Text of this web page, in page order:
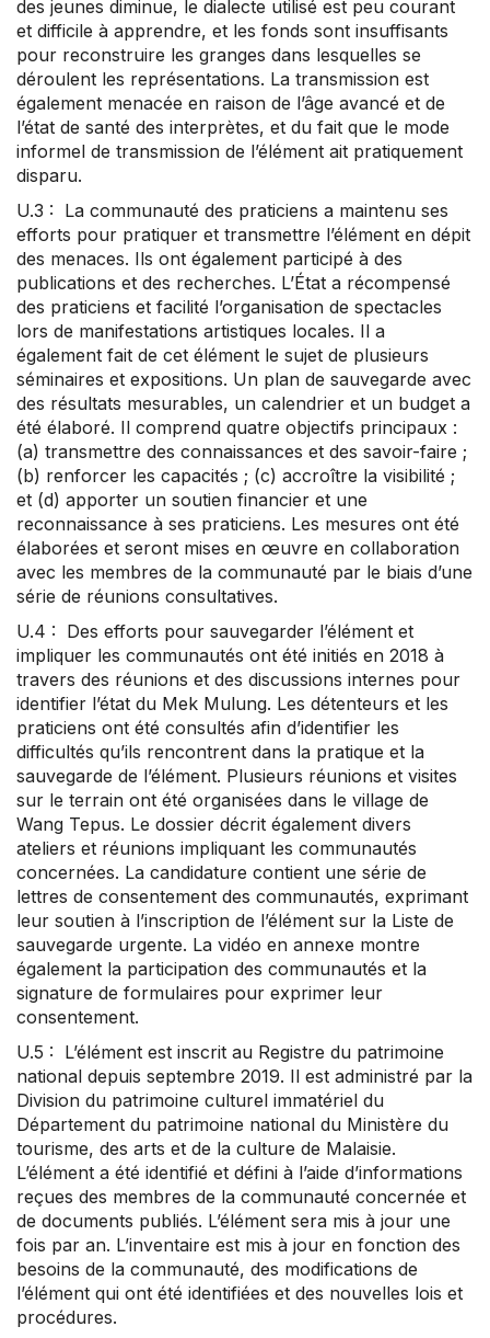
des jeunes diminue, le dialecte utilisé est peu courant
et difficile à apprendre, et les fonds sont insuffisants
pour reconstruire les granges dans lesquelles se
déroulent les représentations. La transmission est
également menacée en raison de l’âge avancé et de
l’état de santé des interprètes, et du fait que le mode
informel de transmission de l’élément ait pratiquement
disparu.
U.3 : La communauté des praticiens a maintenu ses
efforts pour pratiquer et transmettre l’élément en dépit
des menaces. Ils ont également participé à des
publications et des recherches. L’État a récompensé
des praticiens et facilité l’organisation de spectacles
lors de manifestations artistiques locales. Il a
également fait de cet élément le sujet de plusieurs
séminaires et expositions. Un plan de sauvegarde avec
des résultats mesurables, un calendrier et un budget a
été élaboré. Il comprend quatre objectifs principaux :
(a) transmettre des connaissances et des savoir-faire ;
(b) renforcer les capacités ; (c) accroître la visibilité ;
et (d) apporter un soutien financier et une
reconnaissance à ses praticiens. Les mesures ont été
élaborées et seront mises en œuvre en collaboration
avec les membres de la communauté par le biais d’une
série de réunions consultatives.
U.4 : Des efforts pour sauvegarder l’élément et
impliquer les communautés ont été initiés en 2018 à
travers des réunions et des discussions internes pour
identifier l’état du Mek Mulung. Les détenteurs et les
praticiens ont été consultés afin d’identifier les
difficultés qu’ils rencontrent dans la pratique et la
sauvegarde de l’élément. Plusieurs réunions et visites
sur le terrain ont été organisées dans le village de
Wang Tepus. Le dossier décrit également divers
ateliers et réunions impliquant les communautés
concernées. La candidature contient une série de
lettres de consentement des communautés, exprimant
leur soutien à l’inscription de l’élément sur la Liste de
sauvegarde urgente. La vidéo en annexe montre
également la participation des communautés et la
signature de formulaires pour exprimer leur
consentement.
U.5 : L’élément est inscrit au Registre du patrimoine
national depuis septembre 2019. Il est administré par la
Division du patrimoine culturel immatériel du
Département du patrimoine national du Ministère du
tourisme, des arts et de la culture de Malaisie.
L’élément a été identifié et défini à l’aide d’informations
reçues des membres de la communauté concernée et
de documents publiés. L’élément sera mis à jour une
fois par an. L’inventaire est mis à jour en fonction des
besoins de la communauté, des modifications de
l’élément qui ont été identifiées et des nouvelles lois et
procédures.